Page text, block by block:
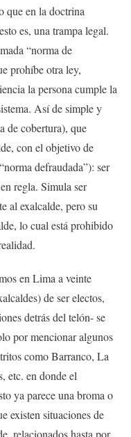
que en la doctrina
es, una trampa legal.
“norma de
prohíbe otra ley,
la persona cumple la
Así de simple y
de cobertura), que
con el objetivo de
defraudada”): ser
regla. Simula ser
al exalcalde, pero su
lo cual está prohibido
en Lima a veinte
de ser electos,
detrás del telón- se
por mencionar algunos
como Barranco, La
etc. en donde el
ya parece una broma o
existen situaciones de